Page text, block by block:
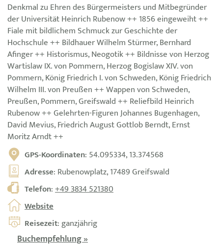
Denkmal zu Ehren des Bürgermeisters und Mitbegründer
der Universität Heinrich Rubenow ++ 1856 eingeweiht ++
Fiale mit bildlichem Schmuck zur Geschichte der
Hochschule ++ Bildhauer Wilhelm Stürmer, Bernhard
Afinger ++ Historismus, Neogotik ++ Bildnisse von Herzog
Wartislaw IX. von Pommern, Herzog Bogislaw XIV. von
Pommern, König Friedrich I. von Schweden, König Friedrich
Wilhelm III. von Preußen ++ Wappen von Schweden,
Preußen, Pommern, Greifswald ++ Reliefbild Heinrich
Rubenow ++ Gelehrten-Figuren Johannes Bugenhagen,
David Mevius, Friedrich August Gottlob Berndt, Ernst
Moritz Arndt ++
GPS-Koordinaten: 54.095334, 13.374568
Adresse: Rubenowplatz, 17489 Greifswald
Telefon:+49 3834 521380
Website
Reisezeit: ganzjährig
Buchempfehlung »